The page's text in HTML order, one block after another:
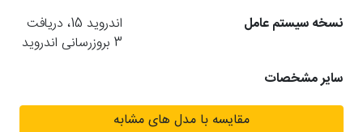
نسخه سیستم عامل
اندروید 15، دریافت
3 بروزرسانی اندروید
سایر مشخصات
مقایسه با مدل های مشابه